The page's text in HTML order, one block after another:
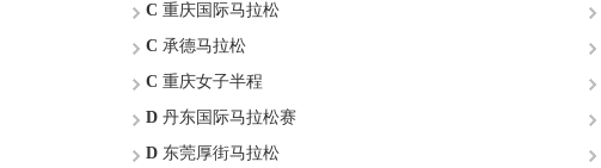
C 重庆国际马拉松
C 承德马拉松
C 重庆女子半程
D 丹东国际马拉松赛
D 东莞厚街马拉松